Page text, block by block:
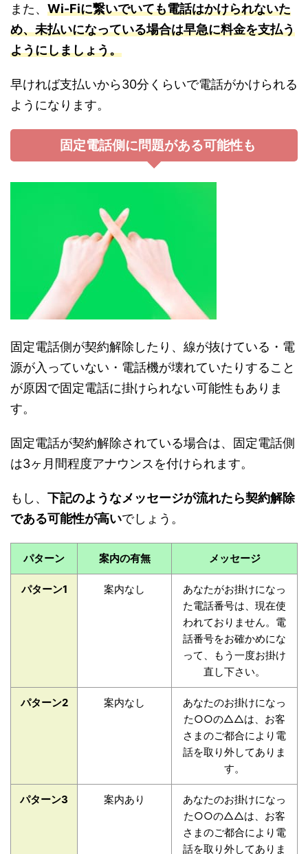
また、 Wi-Fiに繋いでいても電話はかけられないた
め、未払いになっている場合は早急に料金を支払う
ようにしましょう。
早ければ支払いから30分くらいで電話がかけられる
ようになります。
固定電話側に問題がある可能性も
固定電話側が契約解除したり、線が抜けている・電
源が入っていない・電話機が壊れていたりすること
が原因で固定電話に掛けられない可能性もありま
す。
固定電話が契約解除されている場合は、固定電話側
は3ヶ月間程度アナウンスを付けられます。
もし、 下記のようなメッセージが流れたら契約解除
である可能性が高いでしょう。
パターン 案内の有無 メッセージ
パターン1 案内なし
あなたがお掛けになっ
た電話番号は、現在使
われておりません。電
話番号をお確かめにな
って、もう一度お掛け
直し下さい。
パターン2 案内なし
あなたのお掛けになっ
た○○の△△は、お客
さまのご都合により電
話を取り外してありま
す。
パターン3 案内あり
あなたのお掛けになっ
た○○の△△は、お客
さまのご都合により電
話を取り外してありま